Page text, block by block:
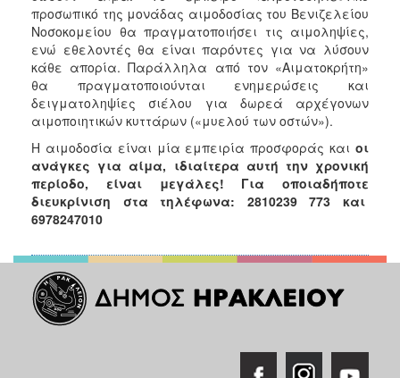
προσωπικό της μονάδας αιμοδοσίας του Βενιζελείου
Νοσοκομείου θα πραγματοποιήσει τις αιμοληψίες,
ενώ εθελοντές θα είναι παρόντες για να λύσουν
κάθε απορία. Παράλληλα από τον «Αιματοκρήτη»
θα πραγματοποιούνται ενημερώσεις και
δειγματοληψίες σιέλου για δωρεά αρχέγονων
αιμοποιητικών κυττάρων («μυελού των οστών»).
Η αιμοδοσία είναι μία εμπειρία προσφοράς και οι
ανάγκες για αίμα, ιδιαίτερα αυτή την χρονική
περίοδο, είναι μεγάλες! Για οποιαδήποτε
διευκρίνιση στα τηλέφωνα: 2810239 773 και
6978247010